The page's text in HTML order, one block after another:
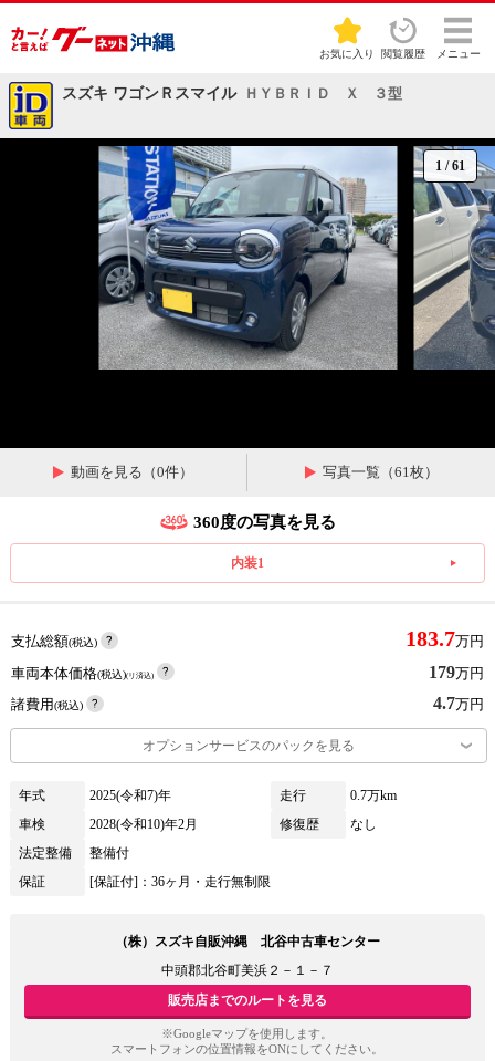
お気に入り 閲覧履歴 メニュー
スズキ ワゴンＲスマイル ＨＹＢＲＩＤ Ｘ ３型
1 /61
動画を見る（0件） 写真一覧（61枚）
360度の写真を見る
内装1
支払総額(税込) 183.7万円
車両本体価格(税込)(リ済込) 179万円
諸費用(税込) 4.7万円
オプションサービスのパックを見る
年式 2025(令和7)年 走行
0.7万km
車検
2028(令和10)年2月 修復歴
なし
法定整備
整備付
保証
[保証付]：36ヶ月・走行無制限
（株）スズキ自販沖縄 北谷中古車センター
中頭郡北谷町美浜２－１－７
販売店までのルートを見る
※Googleマップを使用します。
スマートフォンの位置情報をONにしてください。